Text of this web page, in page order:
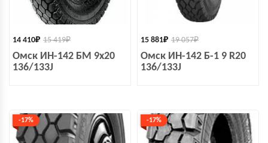
15 419₽
14 410₽
Омск ИН-142 БМ 9x20
136/133J
19 057₽
15 881₽
Омск ИН-142 Б-1 9 R20
136/133J
-17% -17%